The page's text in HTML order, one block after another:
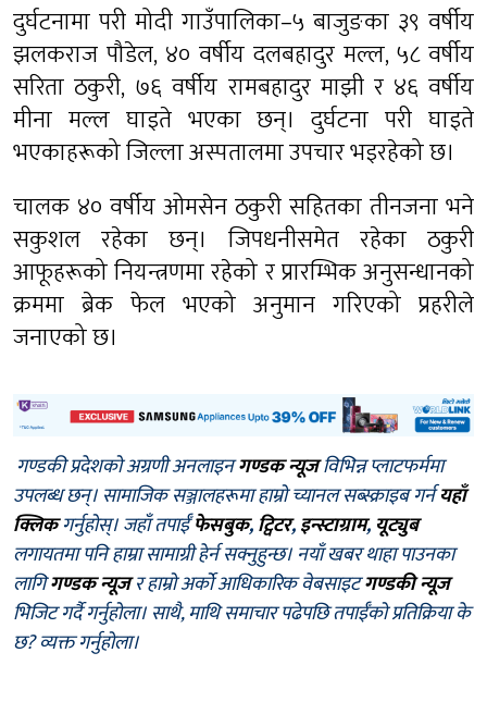
दुर्घटनामा परी मोदी गाउँपालिका–५ बाजुङका ३९ वर्षीय
झलकराज पौडेल, ४० वर्षीय दलबहादुर मल्ल, ५८ वर्षीय
सरिता ठकुरी, ७६ वर्षीय रामबहादुर माझी र ४६ वर्षीय
मीना मल्ल घाइते भएका छन्। दुर्घटना परी घाइते
भएकाहरूको जिल्ला अस्पतालमा उपचार भइरहेको छ।
चालक ४० वर्षीय ओमसेन ठकुरी सहितका तीनजना भने
सकुशल रहेका छन्। जिपधनीसमेत रहेका ठकुरी
आफूहरूको नियन्त्रणमा रहेको र प्रारम्भिक अनुसन्धानको
क्रममा ब्रेक फेल भएको अनुमान गरिएको प्रहरीले
जनाएको छ।
गण्डकी प्रदेशको अग्रणी अनलाइनगण्डक न्यूजविभिन्न प्लाटफर्ममा
उपलब्ध छन्। सामाजिक सञ्जालहरूमा हाम्रो च्यानल सब्स्क्राइब गर्नयहाँ
क्लिकगर्नुहोस्। जहाँ तपाईँफेसबुक,ट्विटर,इन्स्टाग्राम, यूट्युब
लगायतमा पनि हाम्रा सामाग्री हेर्न सक्नुहुन्छ। नयाँ खबर थाहा पाउनका
लागिगण्डक न्यूजर हाम्रो अर्को आधिकारिक वेबसाइटगण्डकी न्यूज
भिजिट गर्दै गर्नुहोला। साथै, माथि समाचार पढेपछि तपाईँको प्रतिक्रिया के
छ? व्यक्त गर्नुहोला।